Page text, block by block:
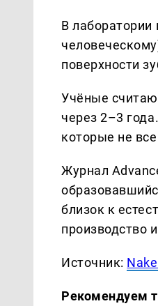
В лаборатории
поверхности
Учёные
через 2–3
которые не
Журнал
близок к
производство
Источник:
Рекомендуем